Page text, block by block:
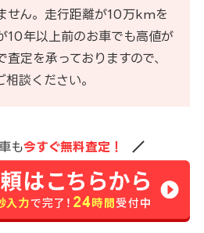
せん。走行距離が10万kmを
10年以上前のお車でも高値が
定を承っておりますので、
談ください。
も今すぐ無料査定！